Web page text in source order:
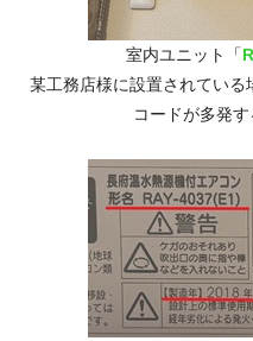
室内ユニット「
某工務店様に設置されてい
コードが多発す